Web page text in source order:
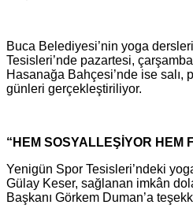
Buca Belediyesi’nin yoga
Tesisleri’nde pazartesi,
Hasanağa Bahçesi’nde ise salı,
günleri gerçekleştiriliyor.
“HEM SOSYALLEŞİYOR HEM
Yenigün Spor Tesisleri’ndeki
Gülay Keser, sağlanan imkân
Başkanı Görkem Duman’a